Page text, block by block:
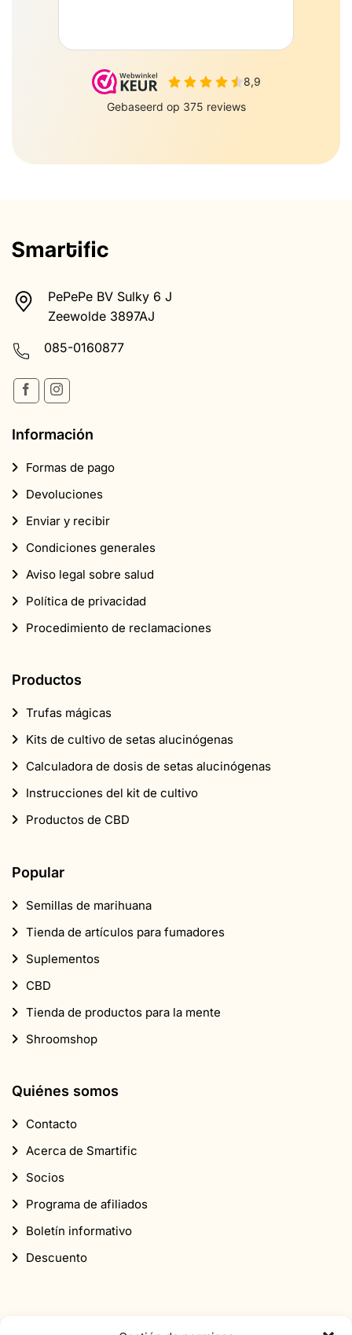
PePePe BV Sulky 6 J
Zeewolde 3897AJ
085-0160877
Información
Formas de pago
Devoluciones
Enviar y recibir
Condiciones generales
Aviso legal sobre salud
Política de privacidad
Procedimiento de reclamaciones
Productos
Trufas mágicas
Kits de cultivo de setas alucinógenas
Calculadora de dosis de setas alucinógenas
Instrucciones del kit de cultivo
Productos de CBD
Popular
Semillas de marihuana
Tienda de artículos para fumadores
Suplementos
CBD
Tienda de productos para la mente
Shroomshop
Quiénes somos
Contacto
Acerca de Smartific
Socios
Programa de afiliados
Boletín informativo
Descuento